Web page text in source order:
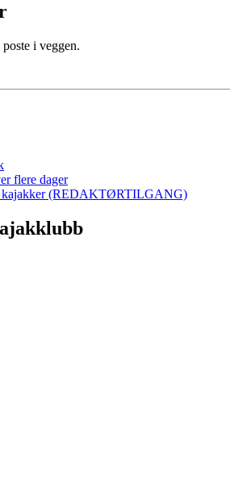
i veggen.
flere dager
kajakker (REDAKTØRTILGANG)